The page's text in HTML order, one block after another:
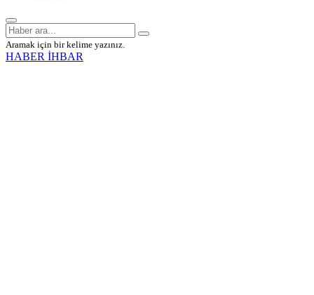
Aramak için bir kelime yazınız.
HABER İHBAR